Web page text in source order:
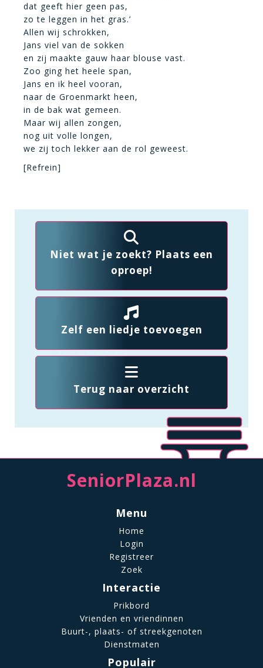
dat geeft hier geen pas,
zo te leggen in het gras.’
Allen wij schrokken,
Jans viel van de sokken
en zij maakte gauw haar blouse vast.
Zoo ging het heele span,
Jans en ik heel vooran,
naar de Groenmarkt heen,
in de bak wat gemeen.
Maar wij allen zongen,
nog uit volle longen,
we zij toch lekker aan de rol geweest.
[Refrein]
Niet wat je zoekt? Plaats een
oproep!
Zelf een liedje toevoegen
Terug naar overzicht
SeniorPlaza.nl
Menu
Home
Login
Registreer
Zoek
Interactie
Prikbord
Vrienden en vriendinnen
Buurt-, plaats- of streekgenoten
Dienstmaten
Populair